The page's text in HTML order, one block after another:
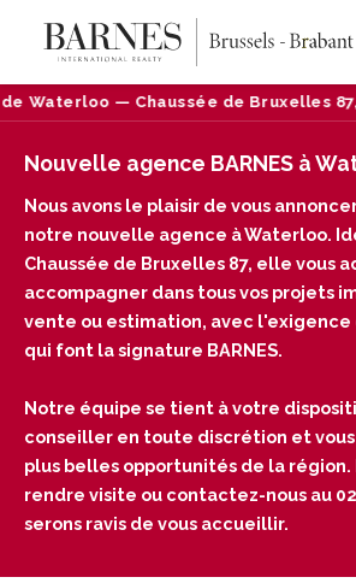
87, 1410 Waterloo — Tél : 02/242
Nouvelle agence BARNES à
Nous avons le plaisir de vous
notre nouvelle agence à Waterloo.
Chaussée de Bruxelles 87, elle vous
accompagner dans tous vos projets
vente ou estimation, avec
qui font la signature BARNES.
Notre équipe se tient à votre
conseiller en toute discrétion et
plus belles opportunités de la région.
rendre visite ou contactez-nous au
serons ravis de vous accueillir.